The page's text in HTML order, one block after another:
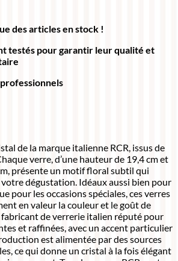
des articles en stock !
testés pour garantir leur qualité et
de la marque italienne RCR, issus de
verre, d’une hauteur de 19,4 cm et
présente un motif floral subtil qui
dégustation. Idéaux aussi bien pour
pour les occasions spéciales, ces verres
en valeur la couleur et le goût de
fabricant de verrerie italien réputé pour
et raffinées, avec un accent particulier
est alimentée par des sources
ce qui donne un cristal à la fois élégant